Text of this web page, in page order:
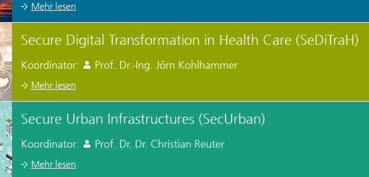
Mehr lesen
Secure Digital Transformation in Health Care (SeDiTraH)
Koordinator: Prof. Dr.-Ing. Jörn Kohlhammer
Mehr lesen
Secure Urban Infrastructures (SecUrban)
Koordinator: Prof. Dr. Dr. Christian Reuter
Mehr lesen